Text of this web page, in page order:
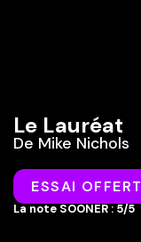
Le Lauréat
De Mike Nichols
ESSAI OFFERT
La note SOONER : 5/5